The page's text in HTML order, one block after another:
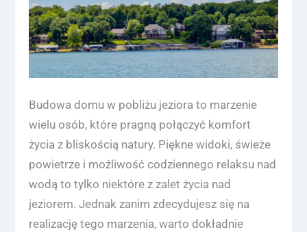
Budowa domu w pobliżu jeziora to marzenie
wielu osób, które pragną połączyć komfort
życia z bliskością natury. Piękne widoki, świeże
powietrze i możliwość codziennego relaksu nad
wodą to tylko niektóre z zalet życia nad
jeziorem. Jednak zanim zdecydujesz się na
realizację tego marzenia, warto dokładnie